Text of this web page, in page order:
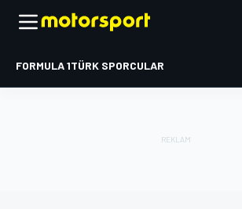
FORMULA 1TÜRK SPORCULAR